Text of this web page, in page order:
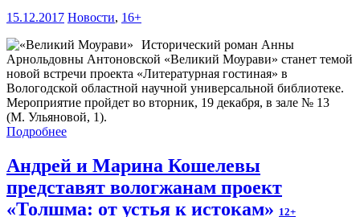
15.12.2017 Новости, 16+
Исторический роман Анны
Арнольдовны Антоновской «Великий Моурави» станет темой
новой встречи проекта «Литературная гостиная» в
Вологодской областной научной универсальной библиотеке.
Мероприятие пройдет во вторник, 19 декабря, в зале № 13
(М. Ульяновой, 1).
Подробнее
Андрей и Марина Кошелевы
представят вологжанам проект
«Толшма: от устья к истокам» 12+